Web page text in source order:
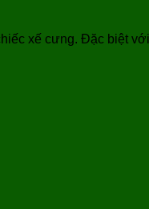
xế cưng. Đặc biệt